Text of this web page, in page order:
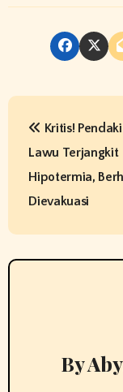
P
n
a
Kritis!
Lawu Terjangkit
Hipotermia,
Dievakuasi
By